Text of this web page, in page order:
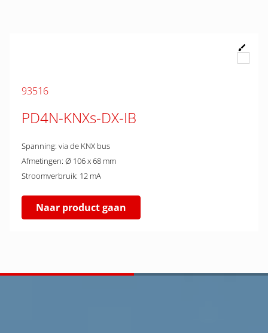
93516
PD4N-KNXs-DX-IB
Spanning: via de KNX bus
Afmetingen: Ø 106 x 68 mm
Stroomverbruik: 12 mA
Naar product gaan